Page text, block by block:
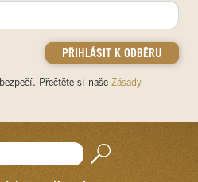
Přečtěte si naše Zásady